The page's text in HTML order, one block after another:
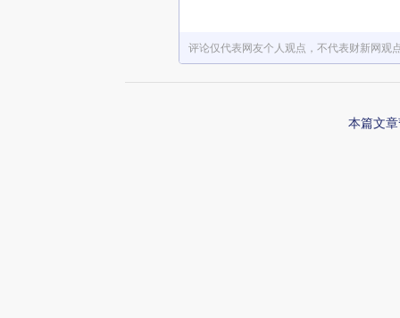
评论仅代表网友个人观点，不代表财新网观
本篇文